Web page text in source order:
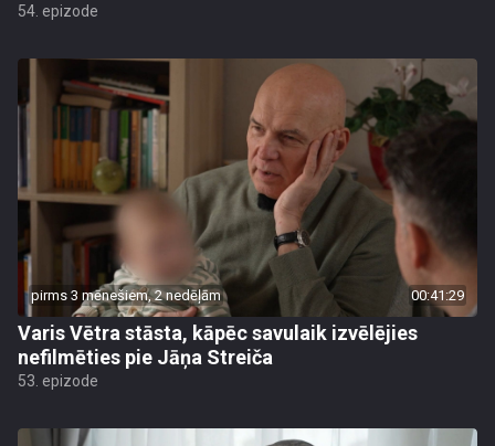
54. epizode
pirms 3 mēnešiem, 2 nedēļām 00:41:29
Varis Vētra stāsta, kāpēc savulaik izvēlējies
nefilmēties pie Jāņa Streiča
53. epizode